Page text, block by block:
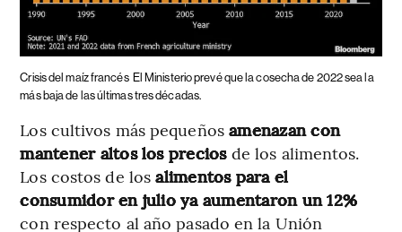
Crisis del maíz francés El Ministerio prevé que la cosecha de 2022 sea la
más baja de las últimas tres décadas.
Los cultivos más pequeñosamenazan con
mantener altos los precios de los alimentos.
Los costos de los alimentos para el
consumidor en julio ya aumentaron un 12%
con respecto al año pasado en la Unión